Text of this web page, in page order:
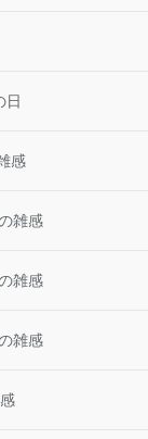
日
感
雑感
雑感
雑感